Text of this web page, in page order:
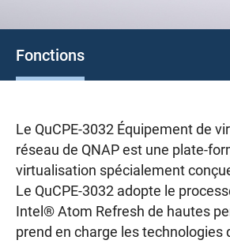
Fonctions
Le QuCPE-3032 Équipement de
réseau de QNAP est une plate-
virtualisation spécialement
Le QuCPE-3032 adopte le
Intel® Atom Refresh de hautes
prend en charge les technologies